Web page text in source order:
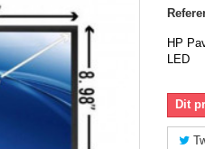
HP
LED
Dit